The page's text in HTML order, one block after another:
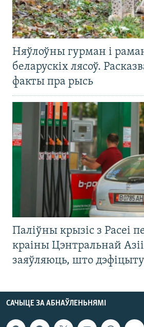
Няўлоўны гурман і
беларускіх лясоў.
факты пра рысь
Паліўны крызіс з Расеі
краіны Цэнтральнай
заяўляюць, што
САЧЫЦЕ ЗА АБНАЎЛЕНЬНЯМІ